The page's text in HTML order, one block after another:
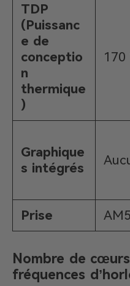
TDP
(Puissanc
e de
conceptio
n
thermique
)
170
Graphique
s intégrés
Prise AM5
Nombre de
fréquences